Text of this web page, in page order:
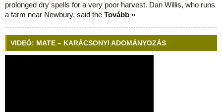
prolonged dry spells for a very poor harvest. Dan Willis, who runs
a farm near Newbury, said the Tovább »
VIDEÓ: MATE – KARÁCSONYI ADOMÁNYOZÁS